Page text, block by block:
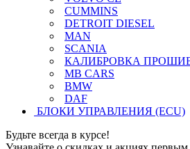
CUMMINS
DETROIT DIESEL
MAN
SCANIA
КАЛИБРОВКА
MB CARS
BMW
DAF
БЛОКИ УПРАВЛЕНИЯ (ECU)
Будьте всегда в курсе!